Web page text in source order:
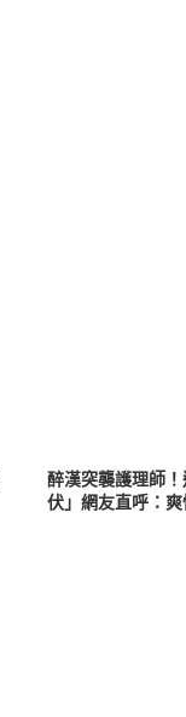
醉漢突襲護理師
伏」網友直呼：